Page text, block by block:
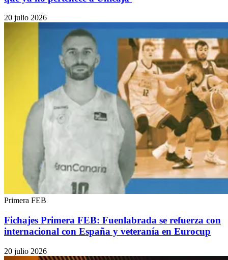
20 julio 2026
Primera FEB
Fichajes Primera FEB: Fuenlabrada se refuerza con
internacional con España y veteranía en Eurocup
20 julio 2026